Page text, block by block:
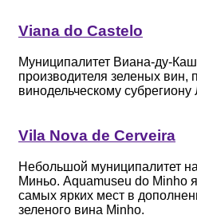
Viana do Castelo
Муниципалитет Виана-ду-
производителя зеленых вин,
винодельческому
Vila Nova de Cerveira
Небольшой муниципалитет
Миньо. Aquamuseu do Minho
самых ярких мест в
зеленого вина Minho.